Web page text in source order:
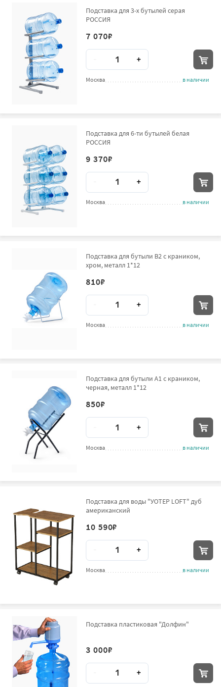
Подставка для 3-х бутылей серая
РОССИЯ
7 070₽
Количество
+
Москва в наличии
Подставка для 6-ти бутылей белая
РОССИЯ
9 370₽
Количество
+
Москва в наличии
Подставка для бутыли B2 с краником,
хром, металл 1*12
810₽
Количество
+
Москва в наличии
Подставка для бутыли А1 с краником,
черная, металл 1*12
850₽
Количество
+
Москва в наличии
Подставка для воды "УОТЕР LOFT" дуб
американский
10 590₽
Количество
+
Москва в наличии
Подставка пластиковая "Долфин"
3 000₽
Количество
+